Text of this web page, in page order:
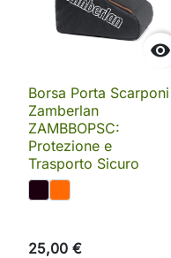

Borsa Porta Scarponi
Zamberlan
ZAMBBOPSC:
Protezione e
Trasporto Sicuro
25,00 €